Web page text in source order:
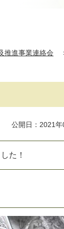
推進事業連絡会
公開日：2021
た！